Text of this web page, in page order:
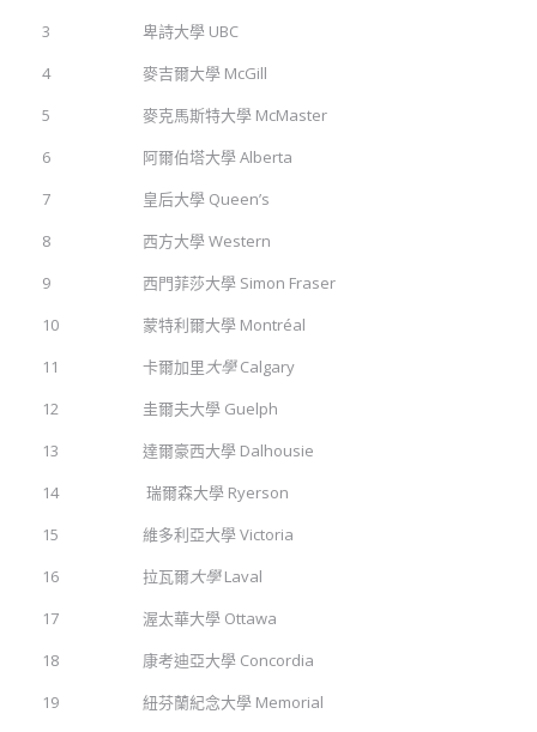
3
卑詩大學 UBC
4
麥吉爾大學 McGill
5
麥克馬斯特大學 McMaster
6
阿爾伯塔大學 Alberta
7
皇后大學 Queen’s
8
西方大學 Western
9
西門菲莎大學 Simon Fraser
10
蒙特利爾大學 Montréal
11
卡爾加里大學Calgary
12
圭爾夫大學 Guelph
13
達爾豪西大學 Dalhousie
14
瑞爾森大學 Ryerson
15
維多利亞大學 Victoria
16
拉瓦爾大學Laval
17
渥太華大學 Ottawa
18
康考迪亞大學 Concordia
19
紐芬蘭紀念大學 Memorial